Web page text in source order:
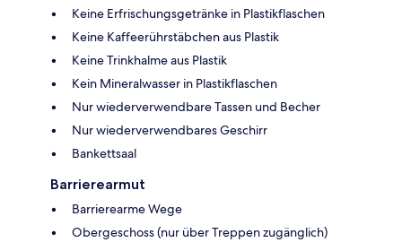
Keine Erfrischungsgetränke in Plastikflaschen
Keine Kaffeerührstäbchen aus Plastik
Keine Trinkhalme aus Plastik
Kein Mineralwasser in Plastikflaschen
Nur wiederverwendbare Tassen und Becher
Nur wiederverwendbares Geschirr
Bankettsaal
Barrierearmut
Barrierearme Wege
Obergeschoss (nur über Treppen zugänglich)